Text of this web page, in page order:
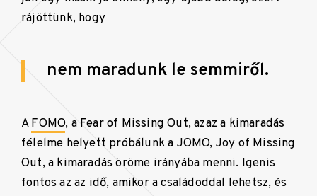
rájöttünk, hogy
nem maradunk le semmiről.
AFOMO, a Fear of Missing Out, azaz a kimaradás
félelme helyett próbálunk a JOMO, Joy of Missing
Out, a kimaradás öröme irányába menni. Igenis
fontos az az idő, amikor a családoddal lehetsz, és